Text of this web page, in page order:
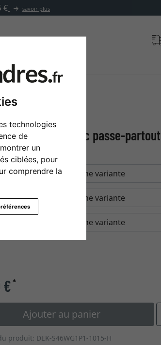
technologies
de
un
ciblées, pour
comprendre la
€ savoir plus
bois Linda avec passe-partout
€*
Ajouter au panier
produit: DEK-S46WG1P1-1015-H